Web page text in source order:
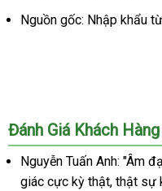
Nguồn gốc: Nhập khẩu
Đánh Giá Khách
Nguyễn Tuấn Anh: "Âm
giác cực kỳ thật, thật sự